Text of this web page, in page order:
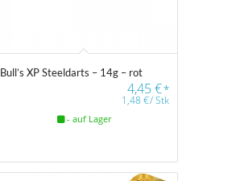
Bull’s XP Steeldarts – 14g – rot
4,45€*
1,48 €/Stk
- auf Lager